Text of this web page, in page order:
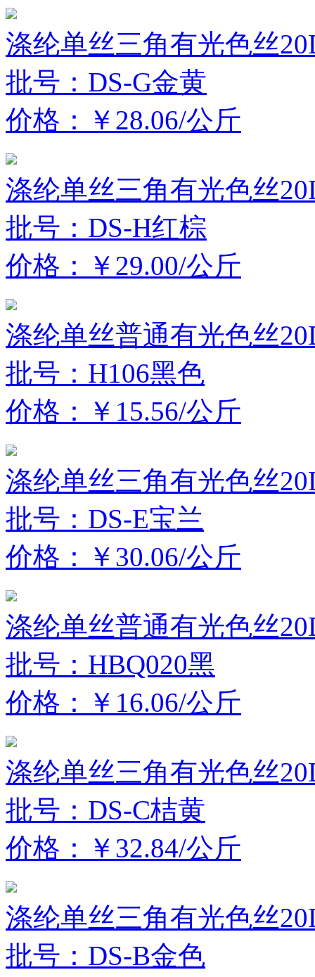
涤纶单丝三角有光色丝
批号：DS-G金黄
价格：￥28.06/公斤
涤纶单丝三角有光色丝
批号：DS-H红棕
价格：￥29.00/公斤
涤纶单丝普通有光色丝
批号：H106黑色
价格：￥15.56/公斤
涤纶单丝三角有光色丝
批号：DS-E宝兰
价格：￥30.06/公斤
涤纶单丝普通有光色丝
批号：HBQ020黑
价格：￥16.06/公斤
涤纶单丝三角有光色丝
批号：DS-C桔黄
价格：￥32.84/公斤
涤纶单丝三角有光色丝
批号：DS-B金色